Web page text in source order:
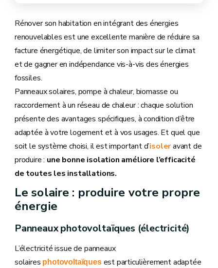
Rénover son habitation en intégrant des énergies
renouvelables est une excellente manière de réduire sa
facture énergétique, de limiter son impact sur le climat
et de gagner en indépendance vis-à-vis des énergies
fossiles.
Panneaux solaires, pompe à chaleur, biomasse ou
raccordement à un réseau de chaleur : chaque solution
présente des avantages spécifiques, à condition d’être
adaptée à votre logement et à vos usages. Et quel que
soit le système choisi, il est important d’isoleravant de
produire : une bonne isolation améliore l’efficacité
de toutes les installations.
Le solaire : produire votre propre
énergie
Panneaux photovoltaïques (électricité)
L’électricité issue de panneaux
solaires photovoltaïques est particulièrement adaptée